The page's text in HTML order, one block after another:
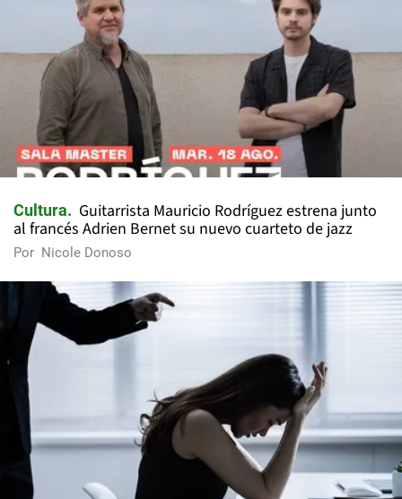
Cultura
Guitarrista Mauricio Rodríguez estrena junto
al francés Adrien Bernet su nuevo cuarteto de jazz
Por Nicole Donoso